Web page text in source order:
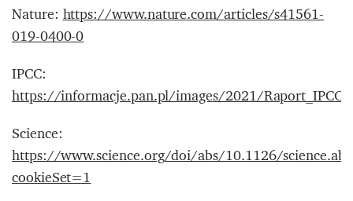
Nature:https://www.nature.com/articles/s41561-
019-0400-0
IPCC:
https://informacje.pan.pl/images/2021/
Science:
https://www.science.org/doi/abs/10.1126/
cookieSet=1